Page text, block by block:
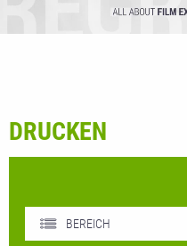
DRUCKEN
BEREICH